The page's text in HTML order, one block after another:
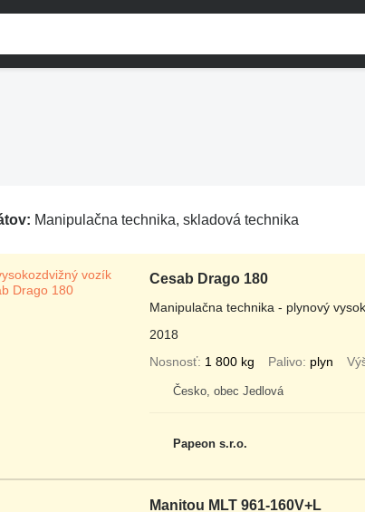
Manipulačna technika, skladová technika
Cesab Drago 180
Manipulačna technika - plynový
2018
Nosnosť 1 800 kg Palivo plyn
Česko, obec Jedlová
Papeon s.r.o.
Manitou MLT 961-160V+L